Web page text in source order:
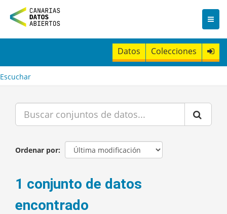
n
t
Datos Colecciones
Escuchar
Ordenar por
1 conjunto de datos
encontrado